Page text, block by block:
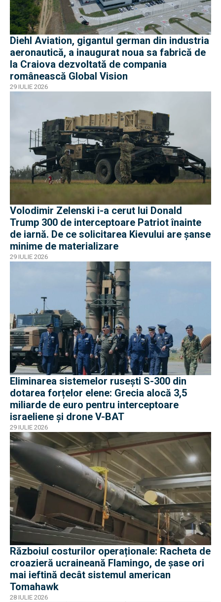
Diehl Aviation, gigantul german din industria
aeronautică, a inaugurat noua sa fabrică de
la Craiova dezvoltată de compania
românească Global Vision
29 IULIE 2026
Volodimir Zelenski i-a cerut lui Donald
Trump 300 de interceptoare Patriot înainte
de iarnă. De ce solicitarea Kievului are șanse
minime de materializare
29 IULIE 2026
Eliminarea sistemelor rusești S-300 din
dotarea forțelor elene: Grecia alocă 3,5
miliarde de euro pentru interceptoare
israeliene și drone V-BAT
29 IULIE 2026
Războiul costurilor operaționale: Racheta de
croazieră ucraineană Flamingo, de șase ori
mai ieftină decât sistemul american
Tomahawk
28 IULIE 2026